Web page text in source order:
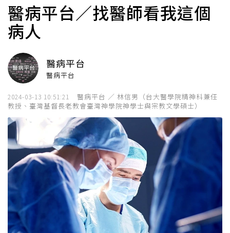
醫病平台／找醫師看我這個
病人
醫病平台
醫病平台
2024-03-13 10:51:21
醫病平台 ／ 林信男（台大醫學院精神科兼任
教授、臺灣基督長老教會臺灣神學院神學士與宗教文學碩士）